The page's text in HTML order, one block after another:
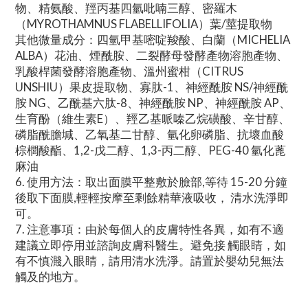
物、精氨酸、羥丙基四氫吡喃三醇、密羅木
（MYROTHAMNUS FLABELLIFOLIA）葉/莖提取物
其他微量成分：四氫甲基嘧啶羧酸、白蘭（MICHELIA
ALBA）花油、煙酰胺、二裂酵母發酵產物溶胞產物、
乳酸桿菌發酵溶胞產物、溫州蜜柑（CITRUS
UNSHIU）果皮提取物、寡肽-1、神經酰胺 NS/神經酰
胺 NG、乙酰基六肽-8、神經酰胺 NP、神經酰胺 AP、
生育酚（維生素E）、羥乙基哌嗪乙烷磺酸、辛甘醇、
磷脂酰膽堿、乙氧基二甘醇、氫化卵磷脂、抗壞血酸
棕櫚酸酯、1,2-戊二醇、1,3-丙二醇、PEG-40 氫化蓖
麻油
6.⁠ ⁠使用方法：取出面膜平整敷於臉部,等待 15-20 分鐘
後取下面膜,輕輕按摩至剩餘精華液吸收， 清水洗淨即
可。
7.⁠ ⁠注意事項：由於每個人的皮膚特性各異，如有不適
建議立即停用並諮詢皮膚科醫生。避免接 觸眼睛，如
有不慎濺入眼睛，請用清水洗淨。請置於嬰幼兒無法
觸及的地方。